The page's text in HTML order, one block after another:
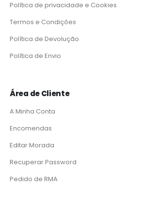
Política de privacidade e Cookies
Termos e Condições
Política de Devolução
Política de Envio
Área de Cliente
A Minha Conta
Encomendas
Editar Morada
Recuperar Password
Pedido de RMA